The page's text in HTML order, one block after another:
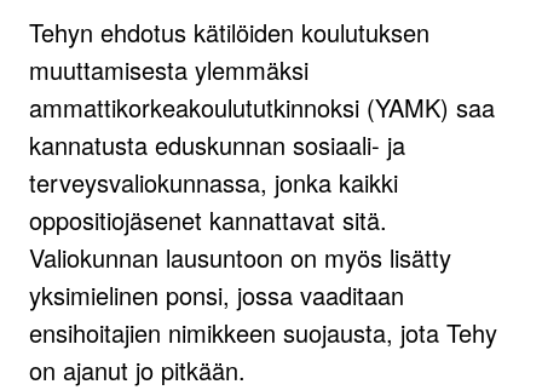
Tehyn ehdotus kätilöiden koulutuksen
muuttamisesta ylemmäksi
ammattikorkeakoulututkinnoksi (YAMK) saa
kannatusta eduskunnan sosiaali- ja
terveysvaliokunnassa, jonka kaikki
oppositiojäsenet kannattavat sitä.
Valiokunnan lausuntoon on myös lisätty
yksimielinen ponsi, jossa vaaditaan
ensihoitajien nimikkeen suojausta, jota Tehy
on ajanut jo pitkään.